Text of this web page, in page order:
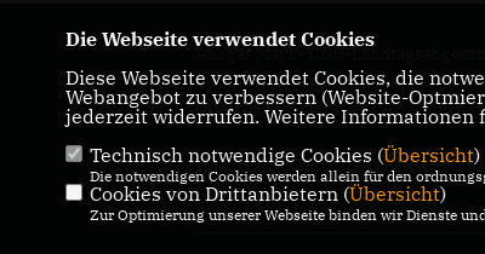
Ansgar Mayr - CDU-
Baden-Württemberg im Wahlkreis
(Kraichgau & Hardt)
IMPRESSUM
DATENSCHUTZ
KONTAKT
Die Webseite verwendet Cookies
Diese Webseite verwendet Cookies, die
Webangebot zu verbessern (Website-
jederzeit widerrufen. Weitere Informationen
Technisch notwendige Cookies (Übersicht)
Die notwendigen Cookies werden allein für den
Cookies von Drittanbietern (Übersicht)
Zur Optimierung unserer Webseite binden wir Dienste